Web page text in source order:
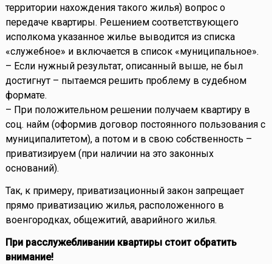
территории нахождения такого жилья) вопрос о
передаче квартиры. Решением соответствующего
исполкома указанное жилье выводится из списка
«служебное» и включается в список «муниципальное».
– Если нужный результат, описанный выше, не был
достигнут – пытаемся решить проблему в судебном
формате.
– При положительном решении получаем квартиру в
соц. найм (оформив договор постоянного пользования с
муниципалитетом), а потом и в свою собственность –
приватизируем (при наличии на это законных
оснований).
Так, к примеру, приватизационный закон запрещает
прямо приватизацию жилья, расположенного в
военгородках, общежитий, аварийного жилья.
При расслужебливании квартиры стоит обратить
внимание!